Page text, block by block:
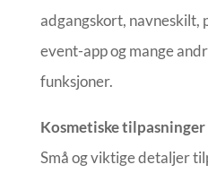
adgangskort, navneskilt,
event-app og mange
funksjoner.
Kosmetiske tilpasninger
Små og viktige detaljer